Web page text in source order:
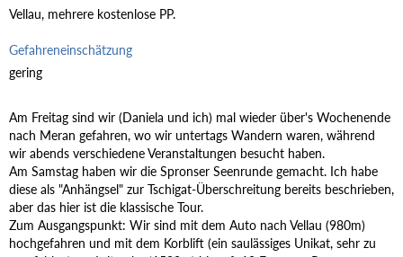
Vellau, mehrere kostenlose PP.
Gefahreneinschätzung
gering
Am Freitag sind wir (Daniela und ich) mal wieder über's Wochenende
nach Meran gefahren, wo wir untertags Wandern waren, während
wir abends verschiedene Veranstaltungen besucht haben.
Am Samstag haben wir die Spronser Seenrunde gemacht. Ich habe
diese als "Anhängsel" zur Tschigat-Überschreitung bereits beschrieben,
aber das hier ist die klassische Tour.
Zum Ausgangspunkt: Wir sind mit dem Auto nach Vellau (980m)
hochgefahren und mit dem Korblift (ein saulässiges Unikat, sehr zu